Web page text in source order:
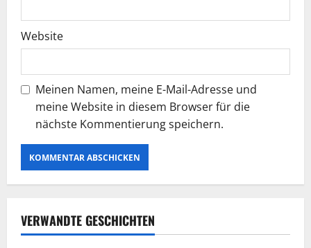
Website
Meinen Namen, meine E-Mail-Adresse und
meine Website in diesem Browser für die
nächste Kommentierung speichern.
VERWANDTE GESCHICHTEN